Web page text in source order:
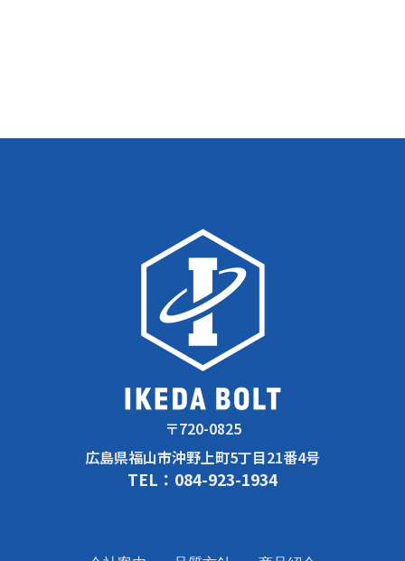
〒720-0825
広島県福山市沖野上町5丁目21番4号
TEL：084-923-1934